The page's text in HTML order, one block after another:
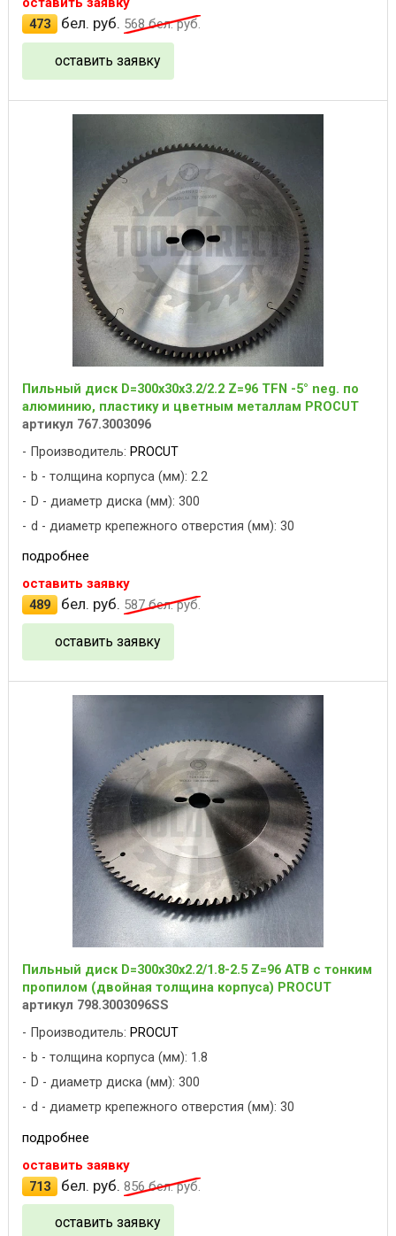
473
бел. руб. 568бел. руб.
оставить заявку
Пильный диск D=300x30x3.2/2.2 Z=96 TFN -5° neg. по
алюминию, пластику и цветным металлам PROCUT
артикул 767.3003096
Производитель: PROCUT
b - толщина корпуса (мм): 2.2
D - диаметр диска (мм): 300
d - диаметр крепежного отверстия (мм): 30
подробнее
оставить заявку
489
бел. руб. 587бел. руб.
оставить заявку
Пильный диск D=300x30x2.2/1.8-2.5 Z=96 ATB с тонким
пропилом (двойная толщина корпуса) PROCUT
артикул 798.3003096SS
Производитель: PROCUT
b - толщина корпуса (мм): 1.8
D - диаметр диска (мм): 300
d - диаметр крепежного отверстия (мм): 30
подробнее
оставить заявку
713
бел. руб. 856бел. руб.
оставить заявку